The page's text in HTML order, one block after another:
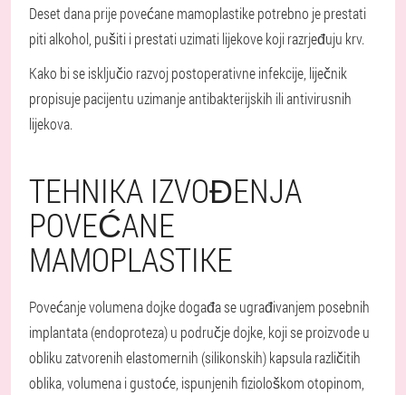
Deset dana prije povećane mamoplastike potrebno je prestati
piti alkohol, pušiti i prestati uzimati lijekove koji razrjeđuju krv.
Kako bi se isključio razvoj postoperativne infekcije, liječnik
propisuje pacijentu uzimanje antibakterijskih ili antivirusnih
lijekova.
TEHNIKA IZVOĐENJA
POVEĆANE
MAMOPLASTIKE
Povećanje volumena dojke događa se ugrađivanjem posebnih
implantata (endoproteza) u područje dojke, koji se proizvode u
obliku zatvorenih elastomernih (silikonskih) kapsula različitih
oblika, volumena i gustoće, ispunjenih fiziološkom otopinom,